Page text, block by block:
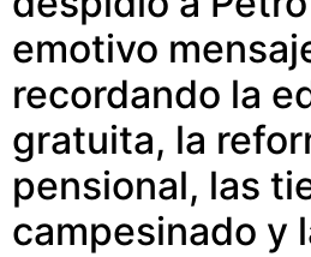
emotivo
recordando la
gratuita, la
pensional, las
campesinado y